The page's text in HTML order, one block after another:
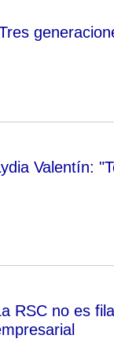
Valentín:
RSC no es